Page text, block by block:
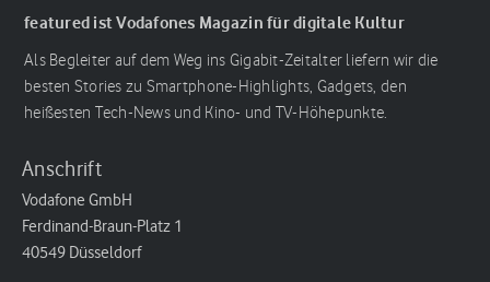
featured ist Vodafones Magazin für digitale Kultur
Als Begleiter auf dem Weg ins Gigabit-Zeitalter liefern wir die
besten Stories zu Smartphone-Highlights, Gadgets, den
heißesten Tech-News und Kino- und TV-Höhepunkte.
Anschrift
Vodafone GmbH
Ferdinand-Braun-Platz 1
40549 Düsseldorf